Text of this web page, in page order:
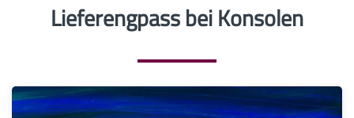
Lieferengpass bei Konsolen